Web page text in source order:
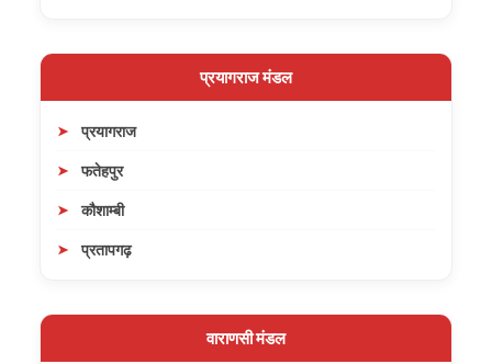
प्रयागराज मंडल
प्रयागराज
फतेहपुर
कौशाम्बी
प्रतापगढ़
वाराणसी मंडल